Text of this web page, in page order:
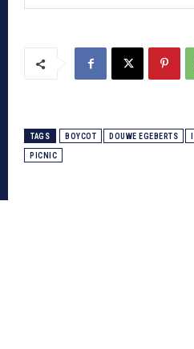
TAGS BOYCOT DOUWE EGEBERTS
PICNIC